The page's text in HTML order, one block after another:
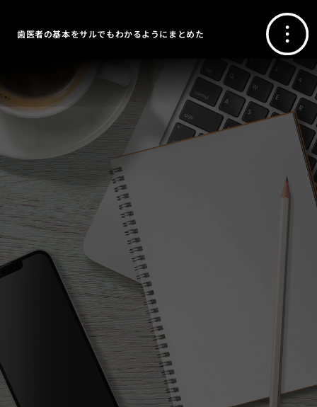
歯医者の基本をサルでもわかるようにまとめた